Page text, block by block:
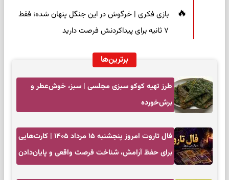
بازی فکری | خرگوش در این جنگل پنهان شده؛ فقط
۷ ثانیه برای پیداکردنش فرصت دارید
برترین‌ها
طرز تهیه کوکو سبزی مجلسی | سبز، خوش‌عطر و
برش‌خورده
فال تاروت امروز پنجشنبه ۱۵ مرداد ۱۴۰۵ | کارت‌هایی
برای حفظ آرامش، شناخت فرصت واقعی و پایان‌دادن